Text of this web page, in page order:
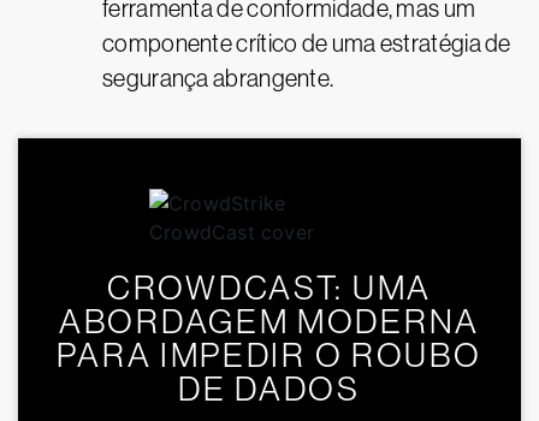
ferramenta de conformidade, mas um
componente crítico de uma estratégia de
segurança abrangente.
CROWDCAST: UMA
ABORDAGEM MODERNA
PARA IMPEDIR O ROUBO
DE DADOS